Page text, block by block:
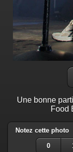
Une bonne
Food
Notez cette photo
0